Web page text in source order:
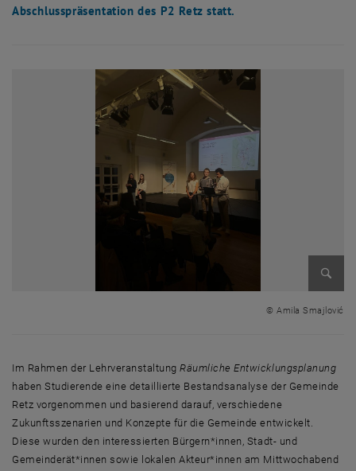
Abschlusspräsentation des P2 Retz statt.
© Amila Smajlović
Im Rahmen der LehrveranstaltungRäumliche Entwicklungsplanung
haben Studierende eine detaillierte Bestandsanalyse der Gemeinde
Retz vorgenommen und basierend darauf, verschiedene
Zukunftsszenarien und Konzepte für die Gemeinde entwickelt.
Diese wurden den interessierten Bürgern*innen, Stadt- und
Gemeinderät*innen sowie lokalen Akteur*innen am Mittwochabend